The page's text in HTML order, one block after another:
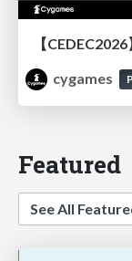
cygames
Featured
See All